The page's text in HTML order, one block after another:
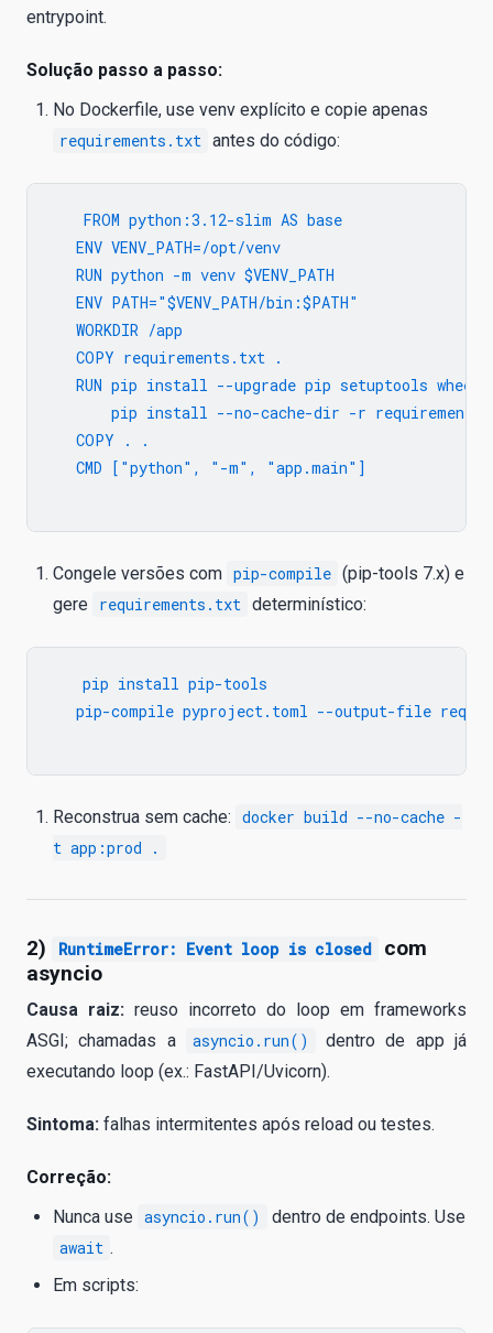
entrypoint.
Solução passo a passo:
No Dockerfile, use venv explícito e copie apenas
requirements.txt antes do código:
   FROM python:3.12-slim AS base
   ENV VENV_PATH=/opt/venv
   RUN python -m venv $VENV_PATH
   ENV PATH="$VENV_PATH/bin:$PATH"
   WORKDIR /app
   COPY requirements.txt .
RUN pip install --upgrade pip setuptools wheel
pip install --no-cache-dir -r
   COPY . .
   CMD ["python", "-m", "app.main"]
Congele versões com pip-compile (pip-tools 7.x) e
gere requirements.txt determinístico:
   pip install pip-tools
pip-compile pyproject.toml --output-file
Reconstrua sem cache: docker build --no-cache -
t app:prod .
2) RuntimeError: Event loop is closed
com
asyncio
Causa raiz: reuso incorreto do loop em frameworks
ASGI; chamadas a
asyncio.run()
dentro de app já
executando loop (ex.: FastAPI/Uvicorn).
Sintoma: falhas intermitentes após reload ou testes.
Correção:
Nunca use asyncio.run()
dentro de endpoints. Use
await .
Em scripts: